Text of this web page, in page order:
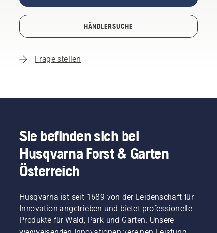
HÄNDLERSUCHE
Frage stellen
Sie befinden sich bei
Husqvarna Forst & Garten
Österreich
Husqvarna ist seit 1689 von der Leidenschaft für
Innovation angetrieben und bietet professionelle
Produkte für Wald, Park und Garten. Unsere